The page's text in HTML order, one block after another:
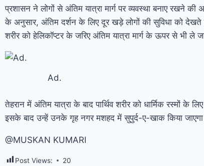
प्रशासन ने लोगों से अंतिम यात्रा मार्ग पर व्यवस्था बनाए रखने की
के अनुसार, अंतिम दर्शन के लिए दूर खड़े लोगों की सुविधा को देखते
शरीर को हेलिकॉप्टर के जरिए अंतिम यात्रा मार्ग के ऊपर से भी ले
Ad.
तेहरान में अंतिम यात्रा के बाद पार्थिव शरीर को धार्मिक रस्मों के
इसके बाद उन्हें उनके गृह नगर मशहद में सुपुर्द-ए-खाक किया
@MUSKAN KUMARI
Post Views: 20